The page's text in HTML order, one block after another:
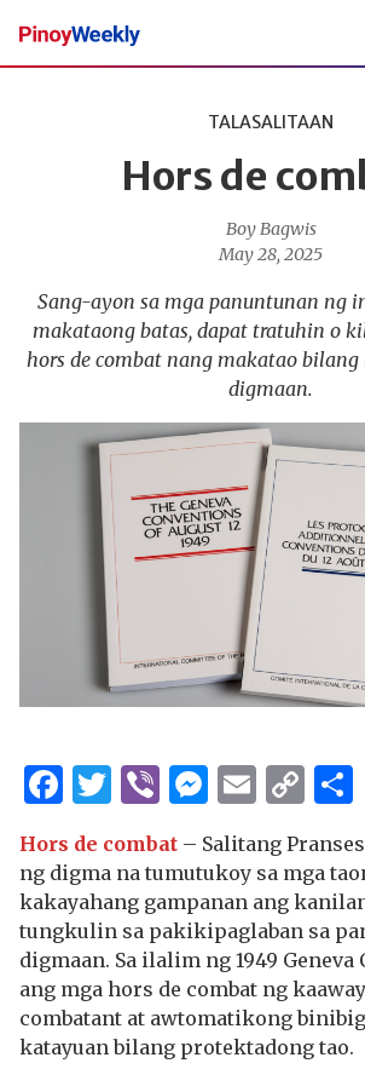
Pinoy
Weekly
TALASALITAAN
Hors de
Boy Bagwis
May 28, 2025
Sang-ayon sa mga panuntunan ng
makataong batas, dapat tratuhin o
hors de combat nang makatao
digmaan.
Facebook
Twitter
Viber Email
Hors de combat – Salitang
ng digma na tumutukoy sa mga
kakayahang gampanan ang
tungkulin sa pakikipaglaban sa
digmaan. Sa ilalim ng 1949 Geneva
ang mga hors de combat ng
combatant at awtomatikong
katayuan bilang protektadong tao.